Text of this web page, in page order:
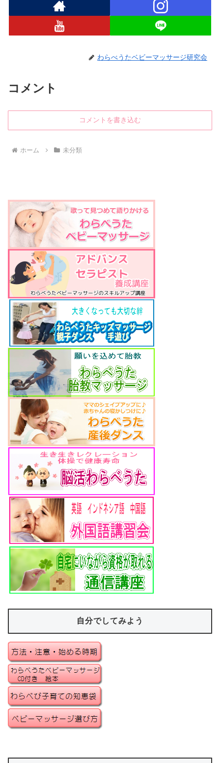
わらべうたベビーマッサージ研究会
コメント
コメントを書き込む
ホーム 未分類
自分でしてみよう